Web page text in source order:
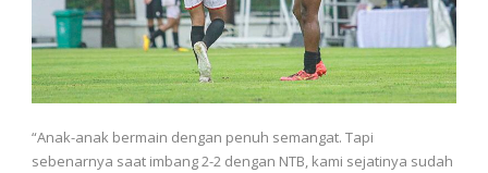
“Anak-anak bermain dengan penuh semangat. Tapi
sebenarnya saat imbang 2-2 dengan NTB, kami sejatinya sudah